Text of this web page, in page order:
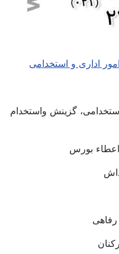
اداری و استخدامی
گزینش واستخدام
بورس